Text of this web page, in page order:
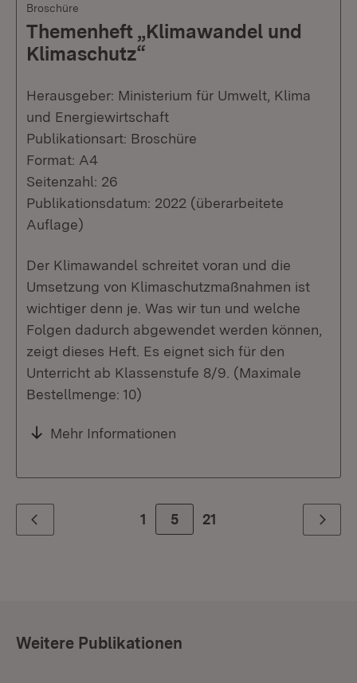
Broschüre
Themenheft „Klimawandel und
Klimaschutz“
Herausgeber: Ministerium für Umwelt, Klima
und Energiewirtschaft
Publikationsart: Broschüre
Format: A4
Seitenzahl: 26
Publikationsdatum: 2022 (überarbeitete
Auflage)
Der Klimawandel schreitet voran und die
Umsetzung von Klimaschutzmaßnahmen ist
wichtiger denn je. Was wir tun und welche
Folgen dadurch abgewendet werden können,
zeigt dieses Heft. Es eignet sich für den
Unterricht ab Klassenstufe 8/9. (Maximale
Bestellmenge: 10)
Mehr Informationen
Zurück 1 Zur Seite
5 21 Weiter
Weitere Publikationen